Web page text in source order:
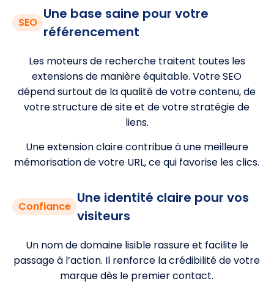
SEO
Une base saine pour votre
référencement
Les moteurs de recherche traitent toutes les
extensions de manière équitable. Votre SEO
dépend surtout de la qualité de votre contenu, de
votre structure de site et de votre stratégie de
liens.
Une extension claire contribue à une meilleure
mémorisation de votre URL, ce qui favorise les clics.
Confiance
Une identité claire pour vos
visiteurs
Un nom de domaine lisible rassure et facilite le
passage à l’action. Il renforce la crédibilité de votre
marque dès le premier contact.